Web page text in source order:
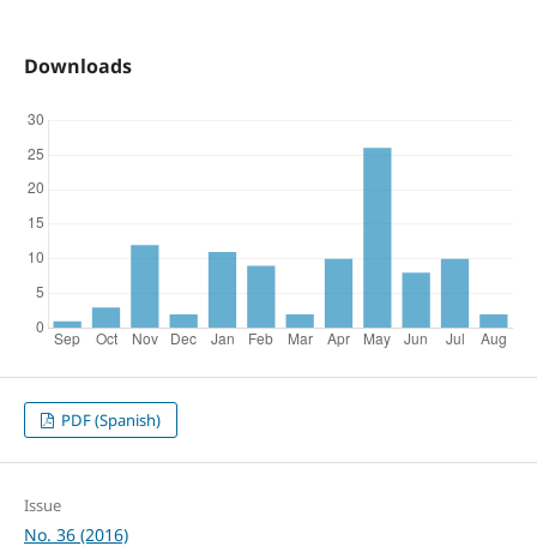
Downloads
PDF (Spanish)
Issue
No. 36 (2016)